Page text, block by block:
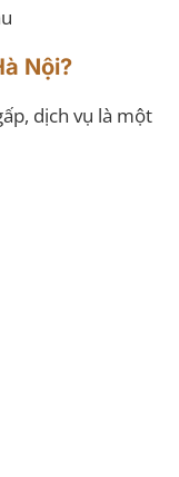
Nội?
dịch vụ là một